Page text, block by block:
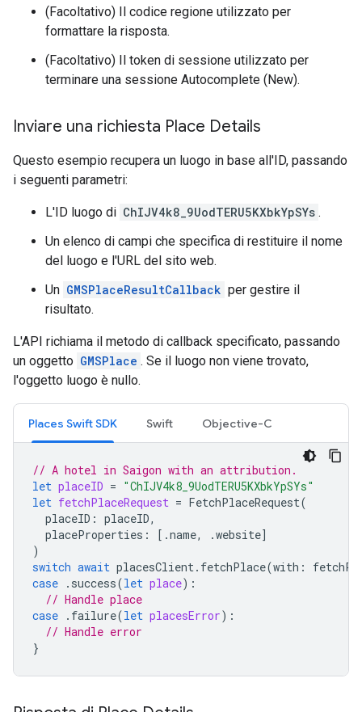
(Facoltativo) Il codice regione utilizzato per
formattare la risposta.
(Facoltativo) Il token di sessione utilizzato per
terminare una sessione Autocomplete (New).
Inviare una richiesta Place Details
Questo esempio recupera un luogo in base all'ID, passando
i seguenti parametri:
L'ID luogo di ChIJV4k8_9UodTERU5KXbkYpSYs .
Un elenco di campi che specifica di restituire il nome
del luogo e l'URL del sito web.
Un GMSPlaceResultCallback per gestire il
risultato.
L'API richiama il metodo di callback specificato, passando
un oggetto GMSPlace . Se il luogo non viene trovato,
l'oggetto luogo è nullo.
Places Swift SDK Swift Objective-C
// A hotel in Saigon with an attribution.
let placeID = "ChIJV4k8_9UodTERU5KXbkYpSYs"
let fetchPlaceRequest = FetchPlaceRequest(
placeID : placeID,
placeProperties : [.name, .website]
)
switch await placesClient. fetchPlace(with :
case . success(let place):
// Handle place
case . failure(let placesError):
// Handle error
}